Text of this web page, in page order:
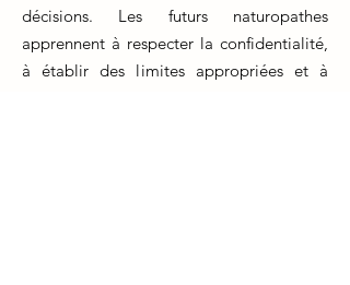
décisions. Les futurs naturopathes
apprennent à respecter la confidentialité,
à établir des limites appropriées et à